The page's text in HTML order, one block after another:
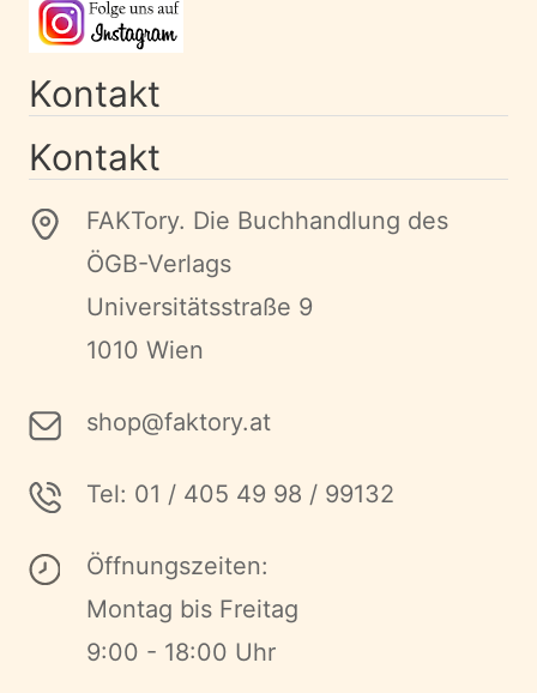
Kontakt
Kontakt
FAKTory. Die Buchhandlung des
ÖGB-Verlags
Universitätsstraße 9
1010 Wien
shop@faktory.at
Tel: 01 / 405 49 98 / 99132
Öffnungszeiten:
Montag bis Freitag
9:00 - 18:00 Uhr